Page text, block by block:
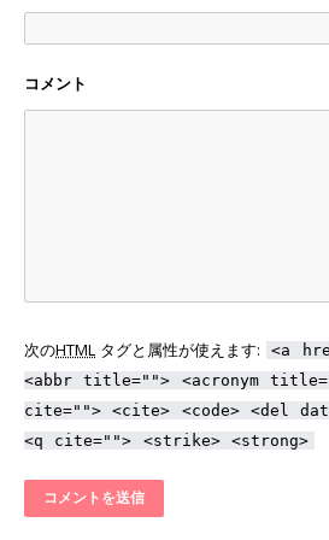
コメント
次のHTML タグと属性が使えます:
<a
<abbr title=""> <acronym
cite=""> <cite> <code> <del
<q cite=""> <strike> <strong>